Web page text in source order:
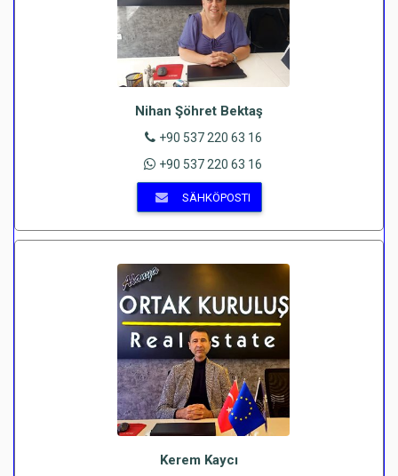
Nihan Şöhret Bektaş
+90 537 220 63 16
+90 537 220 63 16
SÄHKÖPOSTI
Kerem Kaycı